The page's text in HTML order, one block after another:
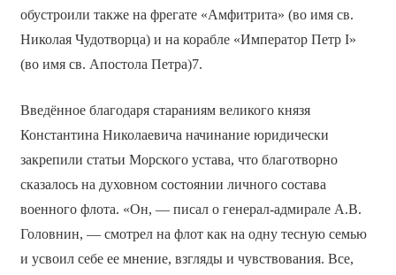
обустроили также на фрегате «Амфитрита» (во имя св.
Николая Чудотворца) и на корабле «Император Петр I»
(во имя св. Апостола Петра)7.
Введённое благодаря стараниям великого князя
Константина Николаевича начинание юридически
закрепили статьи Морского устава, что благотворно
сказалось на духовном состоянии личного состава
военного флота. «Он, — писал о генерал-адмирале А.В.
Головнин, — смотрел на флот как на одну тесную семью
и усвоил себе ее мнение, взгляды и чувствования. Все,